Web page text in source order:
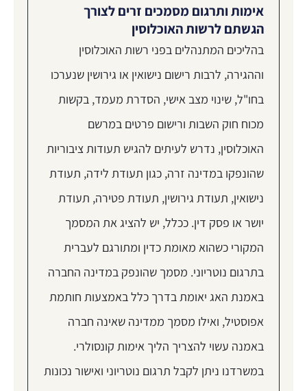
אימות ותרגום מסמכים זרים לצורך
הגשתם לרשות האוכלוסין
בהליכים המתנהלים בפני רשות האוכלוסין
וההגירה, לרבות רישום נישואין או גירושין שנערכו
בחו"ל, שינוי מצב אישי, הסדרת מעמד, בקשות
מכוח חוק השבות ורישום פרטים במרשם
האוכלוסין, נדרש לעיתים להגיש תעודות ציבוריות
שהונפקו במדינה זרה, כגון תעודת לידה, תעודת
נישואין, תעודת גירושין, תעודת פטירה, תעודת
יושר או פסק דין. ככלל, יש להציג את המסמך
המקורי כשהוא מאומת כדין ומתורגם לעברית
בתרגום נוטריוני. מסמך שהונפק במדינה החברה
באמנת האג יאומת בדרך כלל באמצעות חותמת
אפוסטיל, ואילו מסמך ממדינה שאינה חברה
באמנה עשוי להצריך הליך אימות קונסולרי.
במשרדנו ניתן לקבל תרגום נוטריוני ואישור נכונות